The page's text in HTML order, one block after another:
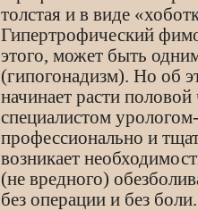
толстая и в виде
Гипертрофический
этого, может быть
(гипогонадизм). Но об
начинает расти
специалистом
профессионально и
возникает
(не вредного)
без операции и без боли.